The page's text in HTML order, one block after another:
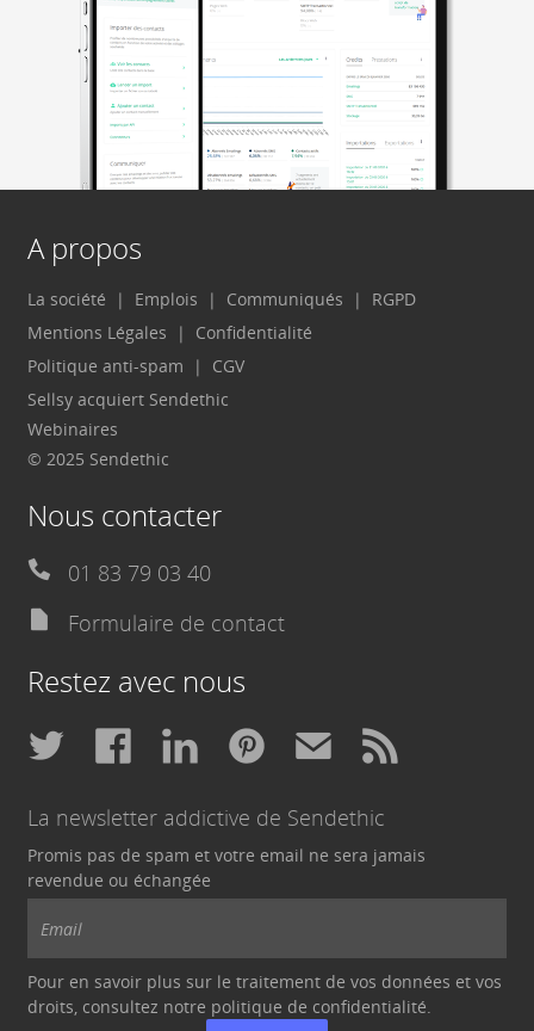
A propos
La société Emplois Communiqués
RGPD
Mentions Légales
Confidentialité
Politique anti-spam
CGV
Sellsy acquiert Sendethic
Webinaires
© 2025 Sendethic
Nous contacter
01 83 79 03 40
Formulaire de contact
Restez avec nous
La newsletter addictive de Sendethic
Promis pas de spam et votre email ne sera jamais
revendue ou échangée
Pour en savoir plus sur le traitement de vos données et vos
droits, consultez notre politique de confidentialité.